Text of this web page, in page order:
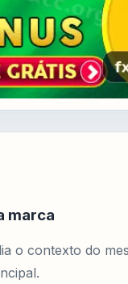
marca
o contexto do